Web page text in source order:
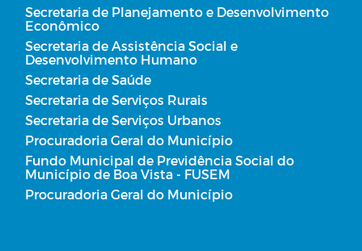
Secretaria de Planejamento e Desenvolvimento
Econômico
Secretaria de Assistência Social e
Desenvolvimento Humano
Secretaria de Saúde
Secretaria de Serviços Rurais
Secretaria de Serviços Urbanos
Procuradoria Geral do Município
Fundo Municipal de Previdência Social do
Município de Boa Vista - FUSEM
Procuradoria Geral do Município